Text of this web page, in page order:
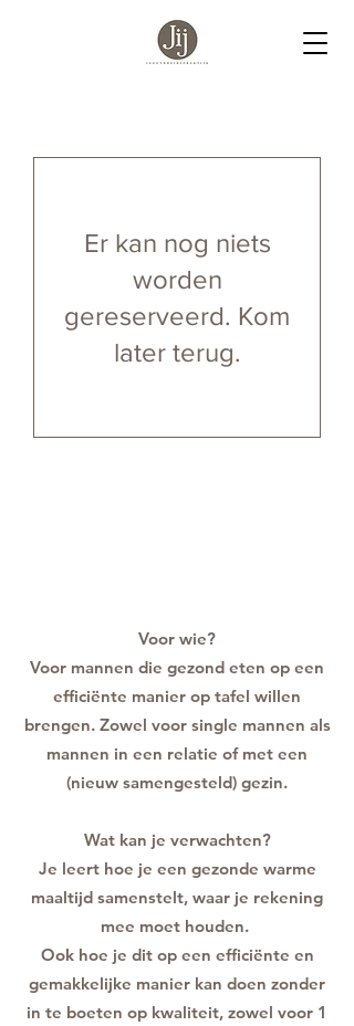
Er kan nog niets
worden
gereserveerd. Kom
later terug.
Voor wie?
Voor mannen die gezond eten op een
efficiënte manier op tafel willen
brengen. Zowel voor single mannen als
mannen in een relatie of met een
(nieuw samengesteld) gezin.
Wat kan je verwachten?
Je leert hoe je een gezonde warme
maaltijd samenstelt, waar je rekening
mee moet houden.
Ook hoe je dit op een efficiënte en
gemakkelijke manier kan doen zonder
in te boeten op kwaliteit, zowel voor 1